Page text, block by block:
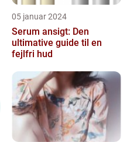
05 januar 2024
Serum ansigt: Den
ultimative guide til en
fejlfri hud